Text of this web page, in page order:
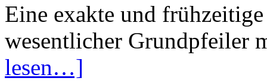
Eine exakte und
wesentlicher Grundpfeiler
lesen…]